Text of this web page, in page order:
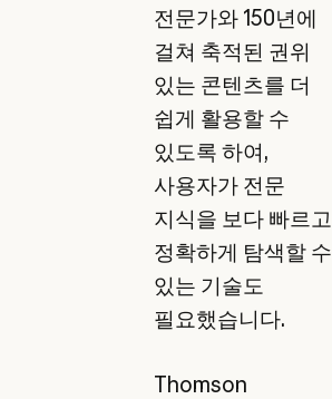
전문가와 150년에
걸쳐 축적된 권위
있는 콘텐츠를 더
쉽게 활용할 수
있도록 하여,
사용자가 전문
지식을 보다 빠르고
정확하게 탐색할 수
있는 기술도
필요했습니다.
Thomson